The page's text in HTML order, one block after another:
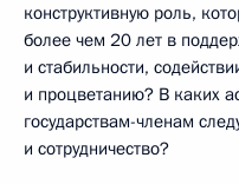
конструктивную роль,
более чем 20 лет в
и стабильности,
и процветанию? В каких
государствам-членам
и сотрудничество?